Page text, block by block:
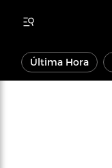
Última Hora